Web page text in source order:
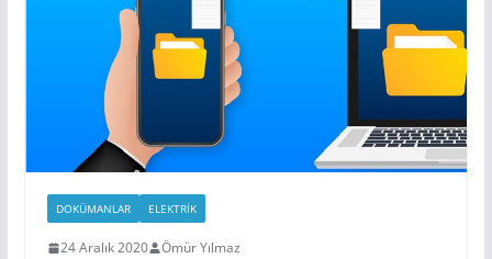
DOKÜMANLAR ELEKTRIK
24 Aralık 2020 Ömür Yılmaz